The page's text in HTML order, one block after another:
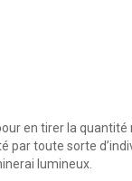
en tirer la
toute sorte
lumineux.